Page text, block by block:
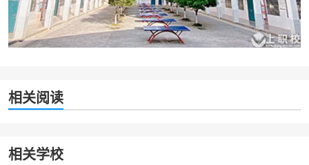
相关阅读
相关学校